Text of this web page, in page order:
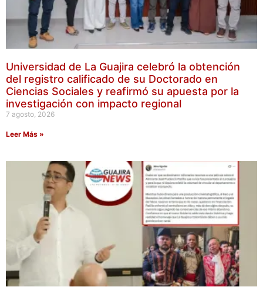
Universidad de La Guajira celebró la obtención
del registro calificado de su Doctorado en
Ciencias Sociales y reafirmó su apuesta por la
investigación con impacto regional
7 agosto, 2026
Leer Más »